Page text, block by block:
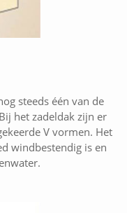
steeds één van de
het zadeldak zijn er
V vormen. Het
windbestendig is en